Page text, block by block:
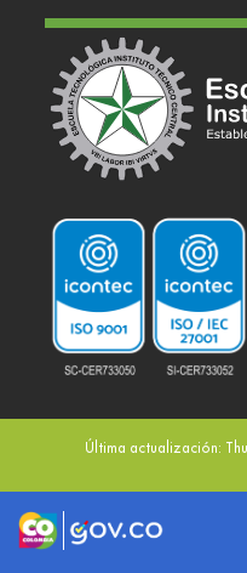
Última actualización:
Logo marca Colombia
Logo